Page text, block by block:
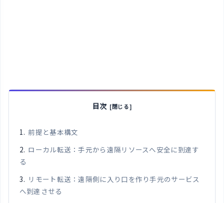
目次
前提と基本構文
ローカル転送：手元から遠隔リソースへ安全に到達す
る
リモート転送：遠隔側に入り口を作り手元のサービス
へ到達させる